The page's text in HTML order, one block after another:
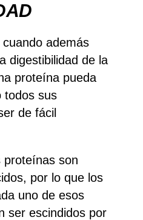
además
digestibilidad de la
proteína pueda
todos sus
de fácil
proteínas son
por lo que los
uno de esos
ser escindidos por